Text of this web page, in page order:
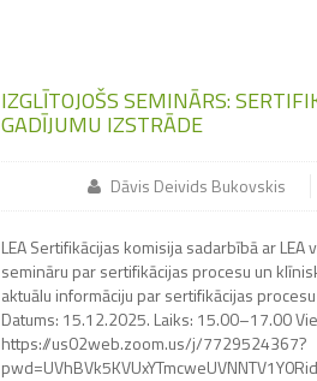
IZGLĪTOJOŠS SEMINĀRS:
GADĪJUMU IZSTRĀDE
Dāvis Deivids Bukovskis
LEA Sertifikācijas komisija sadarbībā ar
semināru par sertifikācijas procesu un
aktuālu informāciju par sertifikācijas
Datums: 15.12.2025. Laiks: 15.00–17.00
https://us02web.zoom.us/j/7729524367?